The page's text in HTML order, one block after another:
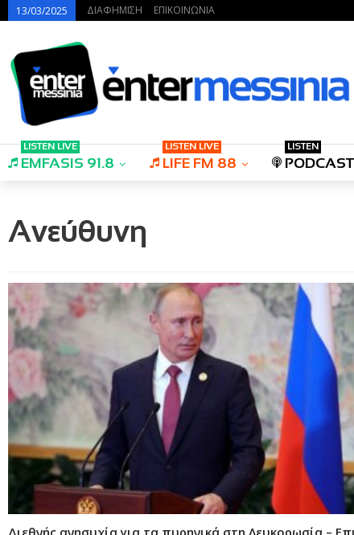
13/03/2025 ΔΙΑΦΗΜΙΣΗ ΕΠΙΚΟΙΝΩΝΙΑ
EMFASIS 91.8
LISTEN LIVE
LIFE FM 88
LISTEN LIVE LISTEN
Ανεύθυνη
Διεθνής ανησυχία για τα πυρηνικά στη Λευκορωσία –